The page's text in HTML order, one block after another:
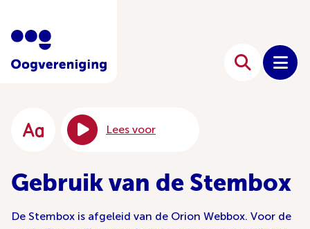
Lees voor
Gebruik van de Stembox
De Stembox is afgeleid van de Orion Webbox. Voor de